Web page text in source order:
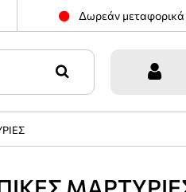
Δωρεάν